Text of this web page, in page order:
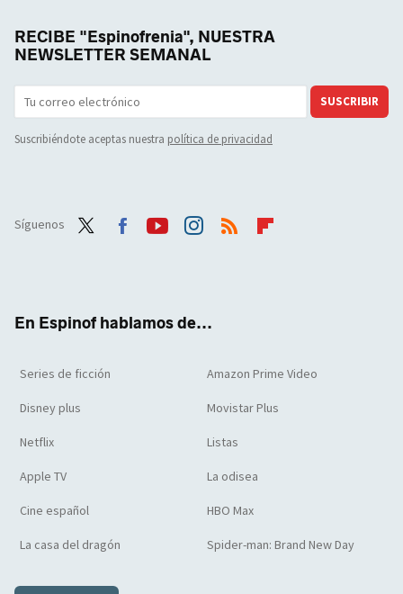
RECIBE "Espinofrenia", NUESTRA
NEWSLETTER SEMANAL
SUSCRIBIR
Suscribiéndote aceptas nuestra política de privacidad
Síguenos
En Espinof hablamos de...
Series de ficción Amazon Prime Video
Disney plus Movistar Plus
Netflix Listas
Apple TV La odisea
Cine español HBO Max
La casa del dragón Spider-man: Brand New Day